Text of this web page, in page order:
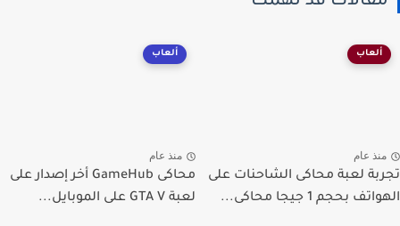
ألعاب
عام
لعبة محاكى الشاحنات على
بحجم 1 جيجا محاكى...
ألعاب
منذ عام
محاكى GameHub أخر إصدار على
لعبة GTA V على الموبايل...